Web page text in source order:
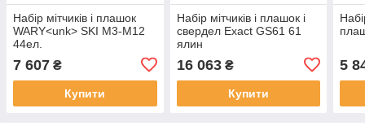
Набір мітчиків і плашок
WARY<unk> SKI M3-M12
44ел.
7 607 ₴
Купити
Набір мітчиків і плашок і
свердел Exact GS61 61
ялин
16 063₴
Купити
5